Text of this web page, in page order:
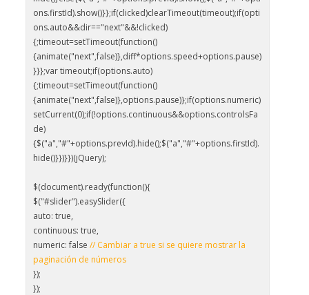
ons.firstId).show()}};if(clicked)clearTimeout(timeout);if(opti
ons.auto&&dir=="next"&&!clicked)
{;timeout=setTimeout(function()
{animate("next",false)},diff*options.speed+options.pause)
}}};var timeout;if(options.auto)
{;timeout=setTimeout(function()
{animate("next",false)},options.pause)};if(options.numeric)
setCurrent(0);if(!options.continuous&&options.controlsFa
de)
{$("a","#"+options.prevId).hide();$("a","#"+options.firstId).
hide()}})}})(jQuery);
$(document).ready(function(){
$("#slider").easySlider({
auto: true,
continuous: true,
numeric: false // Cambiar a true si se quiere mostrar la
paginación de números
});
});